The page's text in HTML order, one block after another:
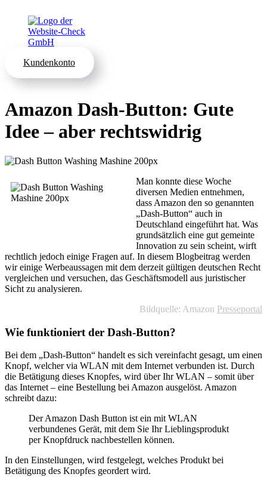
Kundenkonto
Amazon Dash-Button: Gute
Idee – aber rechtswidrig
Man konnte diese Woche
diversen Medien entnehmen,
dass Amazon den so genannten
„Dash-Button“ auch in
Deutschland eingeführt hat. Was
grundsätzlich eine gut gemeinte
Innovation zu sein scheint, wirft
rechtlich jedoch einige Fragen auf. In diesem Blogbeitrag werden
wir einige Werbeaussagen mit dem derzeit gültigen deutschen Recht
vergleichen und versuchen, das Geschäftsmodell aus juristischer
Sicht zu analysieren.
Bildquelle: Amazon Presseportal
Wie funktioniert der Dash-Button?
Bei dem „Dash-Button“ handelt es sich vereinfacht gesagt, um einen
Knopf, welcher via WLAN mit dem Internet verbunden ist. Durch
die Betätigung dieses Knopfes, wird über Ihr WLAN – somit über
das Internet – eine Bestellung bei Amazon ausgelöst. Amazon
schreibt dazu:
Der Amazon Dash Button ist ein mit WLAN
verbundenes Gerät, mit dem Sie Ihr Lieblingsprodukt
per Knopfdruck nachbestellen können.
In den Einstellungen, wird festgelegt, welches Produkt bei
Betätigung des Knopfes geordert wird.